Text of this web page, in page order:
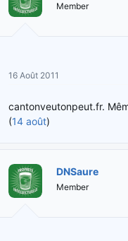
Member
16 Août 2011
cantonveutonpeut.fr.
(14 août)
DNSaure
Member